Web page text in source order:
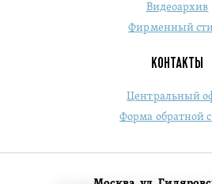
Видеоархив
Фирменный
КОНТАКТЫ
Центральный
Форма обратной